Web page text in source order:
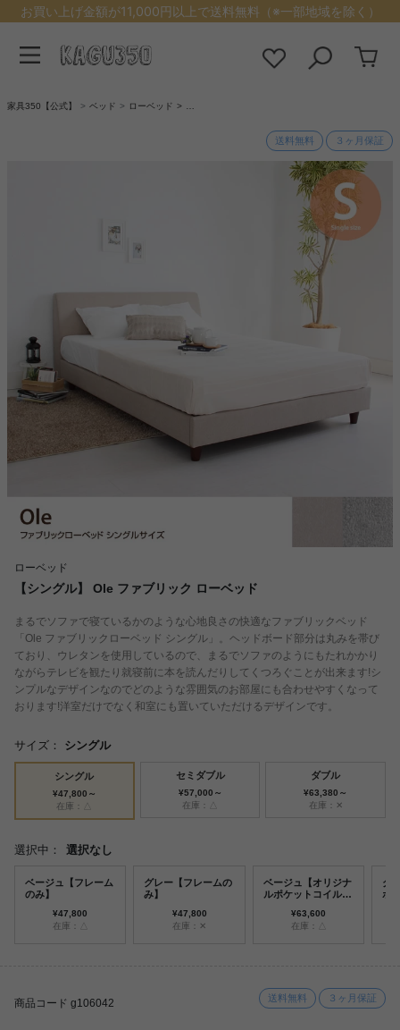
お買い上げ金額が11,000円以上で送料無料（※一部地域を除く）
家具350【公式】 ベッド ローベッド
送料無料 ３ヶ月保証
ローベッド
【シングル】 Ole ファブリック ローベッド
まるでソファで寝ているかのような心地良さの快適なファブリックベッド
「Ole ファブリックローベッド シングル」。ヘッドボード部分は丸みを帯び
ており、ウレタンを使用しているので、まるでソファのようにもたれかかり
ながらテレビを観たり就寝前に本を読んだりしてくつろぐことが出来ます!シ
ンプルなデザインなのでどのような雰囲気のお部屋にも合わせやすくなって
おります!洋室だけでなく和室にも置いていただけるデザインです。
サイズ： シングル
シングル
¥47,800～
在庫：△
セミダブル
¥57,000～
在庫：△
ダブル
¥63,380～
在庫：✕
選択中： 選択なし
ベージュ【フレーム
のみ】
¥47,800
在庫：△
グレー【フレームの
み】
¥47,800
在庫：✕
ベージュ【オリジナ
ルポケットコイルマ
¥63,600
在庫：△
グ
ポ
商品コード g106042 送料無料 ３ヶ月保証